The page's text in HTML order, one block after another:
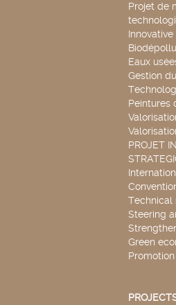
Projet de
Eaux
Gestion
Peintures
PROJET
Technical
Steering
Green